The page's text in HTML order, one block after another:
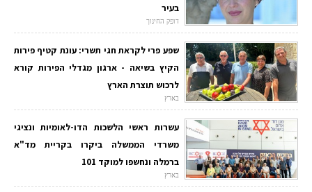
בעיר
דופק החינוך
שפע פרי לקראת חגי תשרי: עונת קטיף פירות
הקיץ בשיאה - ארגון מגדלי הפירות קורא
לרכוש תוצרת הארץ
בארץ
עשרות ראשי הלשכות הדו-לאומיות ונציגי
משרדי הממשלה ביקרו בקריית מד"א
ברמלה ונחשפו למוקד 101
בארץ